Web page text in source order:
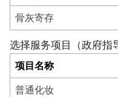
火化、遗体化装、整容
务、守灵服务、遗体冷
上、服务第一。五、我
到、价格合理、信誉至
求，一切以丧户满意为
骨灰寄存
选择服务项目（政府指
项目名称
普通化妆